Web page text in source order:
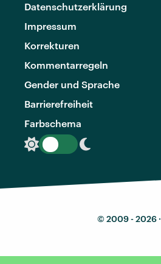
Datenschutzerklärung
Impressum
Korrekturen
Kommentarregeln
Gender und Sprache
Barrierefreiheit
Farbschema
© 2009 - 2026 ·